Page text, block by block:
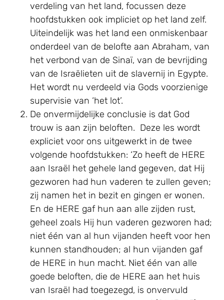
verdeling van het land, focussen deze
hoofdstukken ook impliciet op het land zelf.
Uiteindelijk was het land een onmiskenbaar
onderdeel van de belofte aan Abraham, van
het verbond van de Sinaï, van de bevrijding
van de Israëlieten uit de slavernij in Egypte.
Het wordt nu verdeeld via Gods voorzienige
supervisie van ‘het lot’.
De onvermijdelijke conclusie is dat God
trouw is aan zijn beloften. Deze les wordt
expliciet voor ons uitgewerkt in de twee
volgende hoofdstukken: ‘Zo heeft de HERE
aan Israël het gehele land gegeven, dat Hij
gezworen had hun vaderen te zullen geven;
zij namen het in bezit en gingen er wonen.
En de HERE gaf hun aan alle zijden rust,
geheel zoals Hij hun vaderen gezworen had;
niet één van al hun vijanden heeft voor hen
kunnen standhouden; al hun vijanden gaf
de HERE in hun macht. Niet één van alle
goede beloften, die de HERE aan het huis
van Israël had toegezegd, is onvervuld